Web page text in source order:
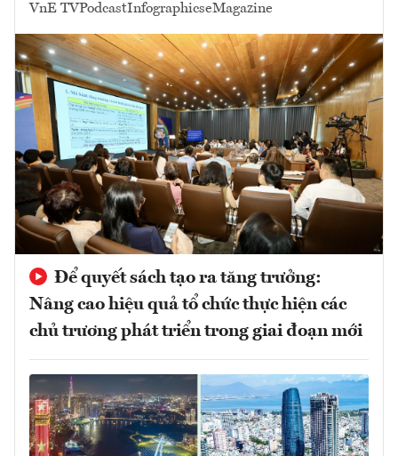
VnE TVPodcastInfographicseMagazine
Để quyết sách tạo ra tăng trưởng:
Nâng cao hiệu quả tổ chức thực hiện các
chủ trương phát triển trong giai đoạn mới